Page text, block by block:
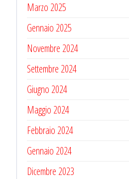
Marzo 2025
Gennaio 2025
Novembre 2024
Settembre 2024
Giugno 2024
Maggio 2024
Febbraio 2024
Gennaio 2024
Dicembre 2023